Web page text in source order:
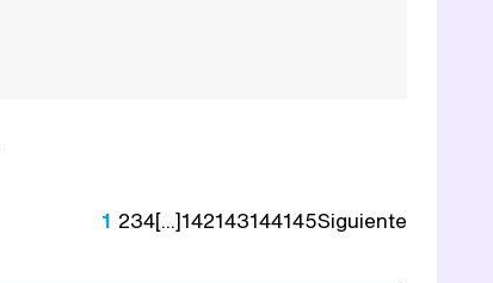
1 234[...]142143144145Siguiente